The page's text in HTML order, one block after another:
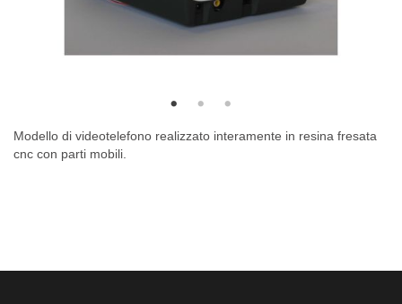
Modello di videotelefono realizzato interamente in resina fresata
cnc con parti mobili.